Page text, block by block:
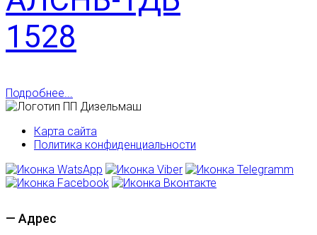
1528
Подробнее...
Карта сайта
Политика конфиденциальности
— Адрес